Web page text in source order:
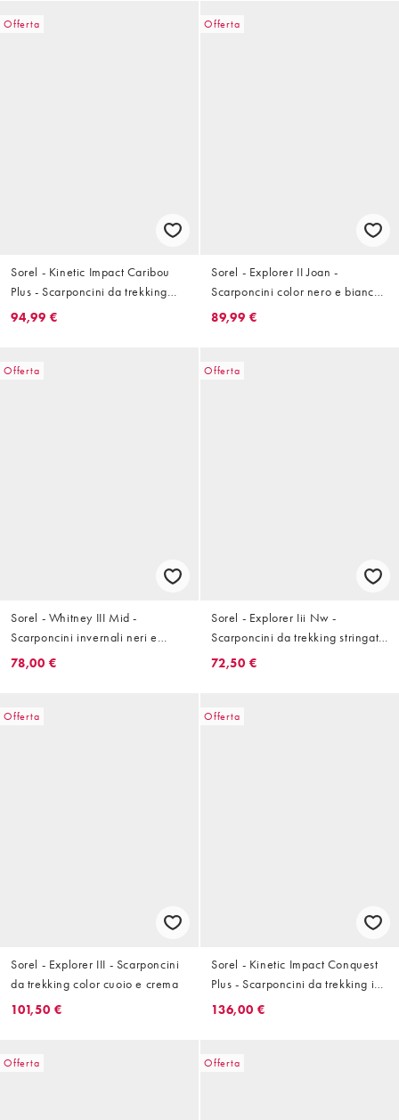
Offerta
Sorel - Kinetic Impact Caribou
Plus - Scarponcini da trekking
neri e crema
94,99 €
Offerta
Sorel - Explorer II Joan -
Scarponcini color nero e bianco
sporco
89,99 €
Offerta
Sorel - Whitney III Mid -
Scarponcini invernali neri e
panna
78,00 €
Offerta
Sorel - Explorer Iii Nw -
Scarponcini da trekking stringati
neri e crema
72,50 €
Offerta
Sorel - Explorer III - Scarponcini
da trekking color cuoio e crema
101,50 €
Offerta
Sorel - Kinetic Impact Conquest
Plus - Scarponcini da trekking in
velluto color cuoio e tabacco
136,00 €
Offerta Offerta